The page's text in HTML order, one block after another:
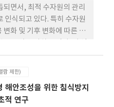
되면서, 최적 수자원의 관리
인식되고 있다. 특히 수자원
변화 및 기후 변화에 따른 수
우선 적용된 수문 모형의
그리고 수문모형의 적용 시
계측 되었거나, 측정된 자료
고 있는 경우가 있기 때문에
수문분석이 이루어
람 제한)
해안조성을 위한 침식방지
적 연구